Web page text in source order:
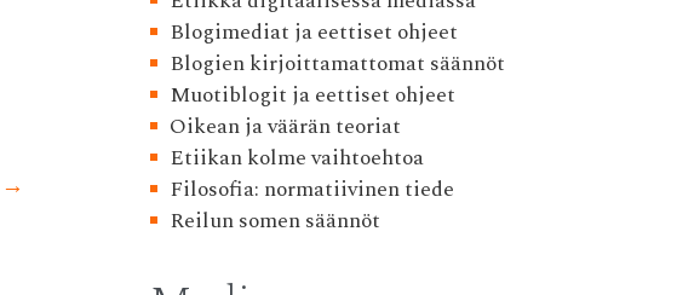
→
Blogimediat ja eettiset ohjeet
Blogien kirjoittamattomat säännöt
Muotiblogit ja eettiset ohjeet
Oikean ja väärän teoriat
Etiikan kolme vaihtoehtoa
Filosofia: normatiivinen tiede
Reilun somen säännöt